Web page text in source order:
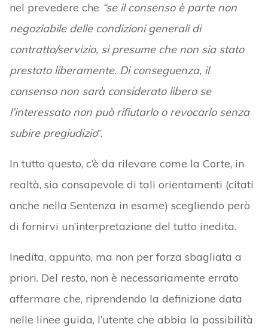
nel prevedere che “se il consenso è parte non
negoziabile delle condizioni generali di
contratto/servizio, si presume che non sia stato
prestato liberamente. Di conseguenza, il
consenso non sarà considerato libero se
l’interessato non può rifiutarlo o revocarlo senza
subire pregiudizio”.
In tutto questo, c’è da rilevare come la Corte, in
realtà, sia consapevole di tali orientamenti (citati
anche nella Sentenza in esame) scegliendo però
di fornirvi un’interpretazione del tutto inedita.
Inedita, appunto, ma non per forza sbagliata a
priori. Del resto, non è necessariamente errato
affermare che, riprendendo la definizione data
nelle linee guida, l’utente che abbia la possibilità